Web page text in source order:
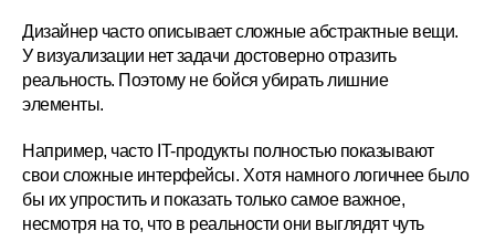
Дизайнер часто описывает сложные абстрактные вещи.
У визуализации нет задачи достоверно отразить
реальность. Поэтому не бойся убирать лишние
элементы.
Например, часто IT-продукты полностью показывают
свои сложные интерфейсы. Хотя намного логичнее было
бы их упростить и показать только самое важное,
несмотря на то, что в реальности они выглядят чуть